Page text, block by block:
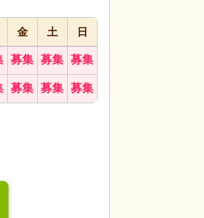
に最適です。多様な活
金 土 日
募集 募集 募集
募集 募集 募集